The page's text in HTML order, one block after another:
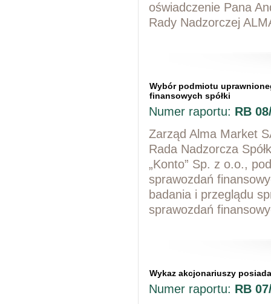
oświadczenie Pana
Rady Nadzorczej
Wybór podmiotu
finansowych spółki
Numer raportu: RB
Zarząd Alma Market
Rada Nadzorcza
„Konto” Sp. z o.o.,
sprawozdań
badania i przeglądu
sprawozdań
Wykaz akcjonariuszy
Numer raportu: RB